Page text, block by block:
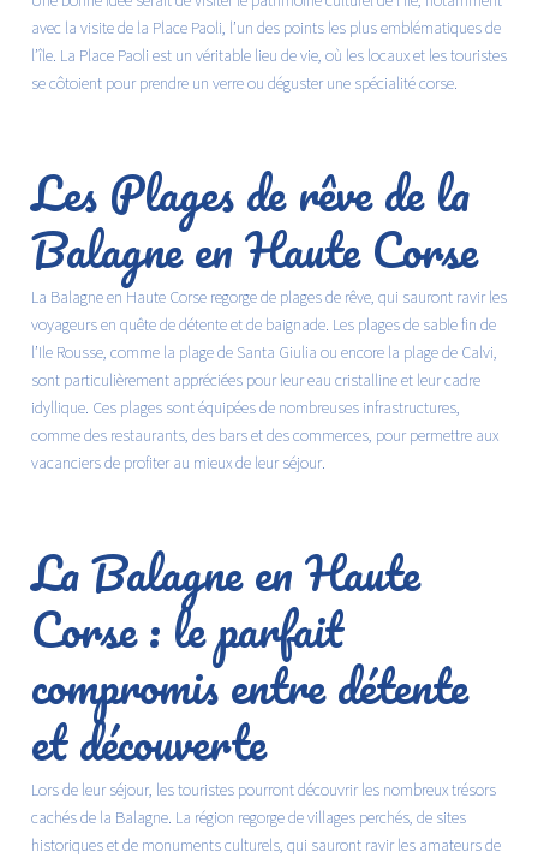
avec la visite de la Place Paoli, l’un des points les plus emblématiques de
l’île. La Place Paoli est un véritable lieu de vie, où les locaux et les touristes
se côtoient pour prendre un verre ou déguster une spécialité corse.
Les Plages de rêve de la
Balagne en Haute Corse
La Balagne en Haute Corse regorge de plages de rêve, qui sauront ravir les
voyageurs en quête de détente et de baignade. Les plages de sable fin de
l’Ile Rousse, comme la plage de Santa Giulia ou encore la plage de Calvi,
sont particulièrement appréciées pour leur eau cristalline et leur cadre
idyllique. Ces plages sont équipées de nombreuses infrastructures,
comme des restaurants, des bars et des commerces, pour permettre aux
vacanciers de profiter au mieux de leur séjour.
La Balagne en Haute
Corse : le parfait
compromis entre détente
et découverte
Lors de leur séjour, les touristes pourront découvrir les nombreux trésors
cachés de la Balagne. La région regorge de villages perchés, de sites
historiques et de monuments culturels, qui sauront ravir les amateurs de